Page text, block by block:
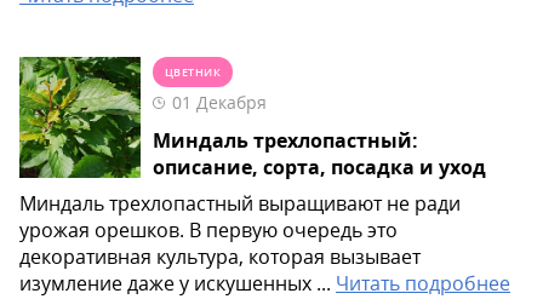
ЦВЕТНИК
01 Декабря
Миндаль трехлопастный:
описание, сорта, посадка и уход
Миндаль трехлопастный выращивают не ради
урожая орешков. В первую очередь это
декоративная культура, которая вызывает
изумление даже у искушенных ... Читать подробнее